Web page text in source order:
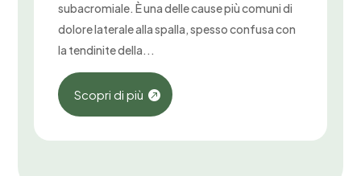
subacromiale. È una delle cause più comuni di
dolore laterale alla spalla, spesso confusa con
la tendinite della...
Scopri di più